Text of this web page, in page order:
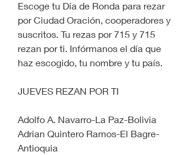
Escoge tu Día de Ronda para rezar
por Ciudad Oración, cooperadores y
suscritos. Tu rezas por 715 y 715
rezan por ti. Infórmanos el día que
haz escogido, tu nombre y tu país.
JUEVES REZAN POR TI
Adolfo A. Navarro-La Paz-Bolivia
Adrian Quintero Ramos-El Bagre-
Antioquia